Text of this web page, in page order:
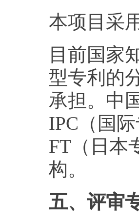
本项目采
目前国家
型专利的
承担。中
IPC（国
FT（日本
构。
五、评审